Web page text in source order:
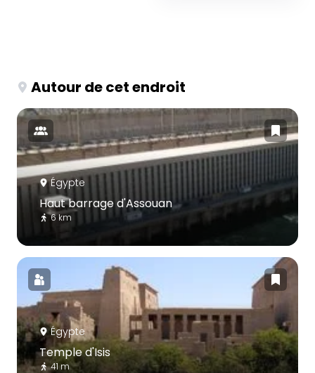
Autour de cet endroit
Égypte
Haut barrage d'Assouan
6 km
Égypte
Temple d'Isis
41 m